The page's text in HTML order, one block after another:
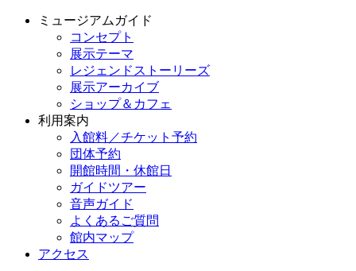
ミュージアムガイド
コンセプト
展示テーマ
レジェンドストーリーズ
展示アーカイブ
ショップ＆カフェ
利用案内
入館料／チケット予約
団体予約
開館時間・休館日
ガイドツアー
音声ガイド
よくあるご質問
館内マップ
アクセス